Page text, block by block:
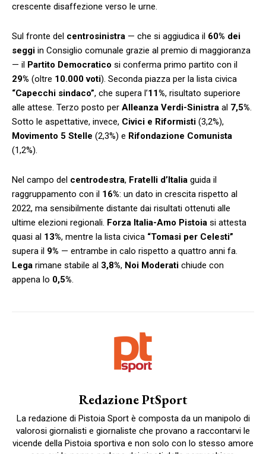
crescente disaffezione verso le urne.
Sul fronte del centrosinistra — che si aggiudica il 60% dei
seggi in Consiglio comunale grazie al premio di maggioranza
— il Partito Democratico si conferma primo partito con il
29% (oltre 10.000 voti). Seconda piazza per la lista civica
“Capecchi sindaco”, che supera l’11%, risultato superiore
alle attese. Terzo posto per Alleanza Verdi-Sinistra al 7,5%.
Sotto le aspettative, invece, Civici e Riformisti (3,2%),
Movimento 5 Stelle (2,3%) e Rifondazione Comunista
(1,2%).
Nel campo del centrodestra, Fratelli d’Italia guida il
raggruppamento con il 16%: un dato in crescita rispetto al
2022, ma sensibilmente distante dai risultati ottenuti alle
ultime elezioni regionali. Forza Italia-Amo Pistoia si attesta
quasi al 13%, mentre la lista civica “Tomasi per Celesti”
supera il 9% — entrambe in calo rispetto a quattro anni fa.
Lega rimane stabile al 3,8%, Noi Moderati chiude con
appena lo 0,5%.
Redazione PtSport
La redazione di Pistoia Sport è composta da un manipolo di
valorosi giornalisti e giornaliste che provano a raccontarvi le
vicende della Pistoia sportiva e non solo con lo stesso amore